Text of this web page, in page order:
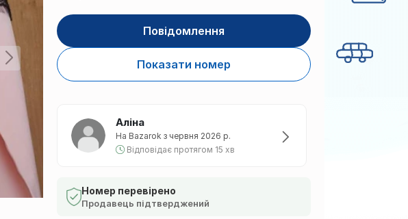
Повідомлення
Показати номер
Аліна
На Bazarok з червня 2026 р.
Відповідає протягом 15 хв
Номер перевірено
Продавець підтверджений